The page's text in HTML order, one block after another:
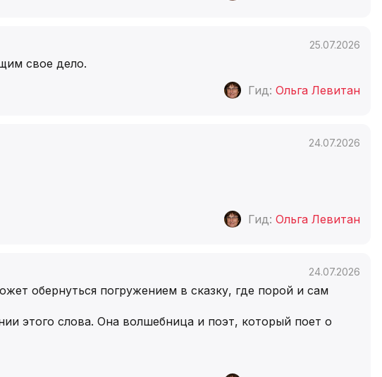
25.07.2026
свое дело.
Гид: Ольга Левитан
24.07.2026
Гид: Ольга Левитан
24.07.2026
обернуться погружением в сказку, где порой и сам
этого слова. Она волшебница и поэт, который поет о